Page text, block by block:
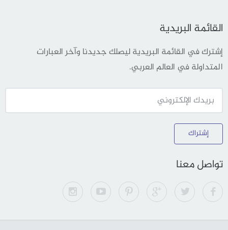
القائمة البريدية
إشترك في القائمة البريدية ليصلك جديدنا وآخر العبارات
المتداولة في العالم العربي.
إشتراك
تواصل معنا